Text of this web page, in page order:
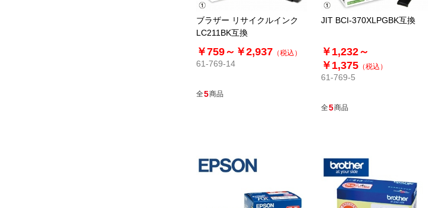
ブラザー リサイクルインク
LC211BK互換
￥759～ ￥2,937 （税込）
61-769-14
全5商品
JIT BCI-370XLPGBK互換
￥1,232～
￥1,375 （税込）
61-769-5
全5商品